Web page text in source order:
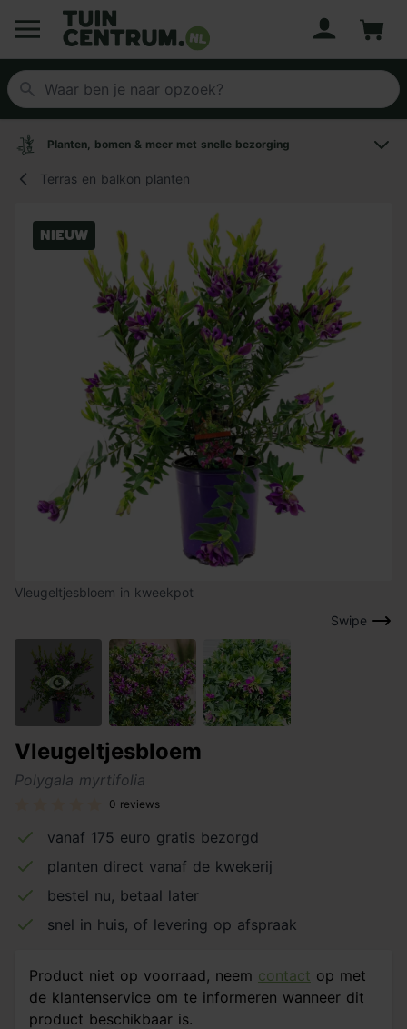
Logo Tuincentrum.nl
Planten, bomen & meer met snelle bezorging
Terras en balkon planten
Swipe
Nieuw
Vleugeltjesbloem in kweekpot
Vleugeltjesbloem
Polygala myrtifolia
0 reviews
vanaf 175 euro gratis bezorgd
planten direct vanaf de kwekerij
bestel nu, betaal later
snel in huis, of levering op afspraak
Product niet op voorraad, neem contact op met
de klantenservice om te informeren wanneer dit
product beschikbaar is.